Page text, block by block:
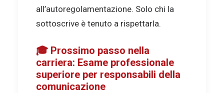
all’autoregolamentazione. Solo chi la
sottoscrive è tenuto a rispettarla.
🎓 Prossimo passo nella
carriera: Esame professionale
superiore per responsabili della
comunicazione